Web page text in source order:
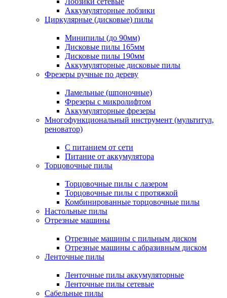
Аккумуляторные лобзики
Циркулярные (дисковые) пилы
Минипилы (до 90мм)
Дисковые пилы 165мм
Дисковые пилы 190мм
Аккумуляторные дисковые пилы
Фрезеры ручные по дереву
Ламельные (шпоночные)
Фрезеры с микролифтом
Аккумуляторные фрезеры
Многофункциональный инструмент (мультитул,
реноватор)
С питанием от сети
Питание от аккумулятора
Торцовочные пилы
Торцовочные пилы с лазером
Торцовочные пилы с протяжкой
Комбинированные торцовочные пилы
Настольные пилы
Отрезные машины
Отрезные машины с пильным диском
Отрезные машины с абразивным диском
Ленточные пилы
Ленточные пилы аккумуляторные
Ленточные пилы сетевые
Сабельные пилы